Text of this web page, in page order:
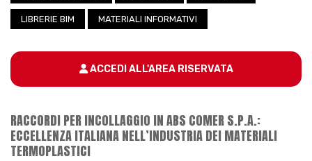
LIBRERIE BIM MATERIALI INFORMATIVI
ACCEDI ALL'AREA RISERVATA
RACCORDI PER INCOLLAGGIO IN ABS COMER S.P.A.:
ECCELLENZA ITALIANA NELL’INDUSTRIA DEI MATERIALI
TERMOPLASTICI